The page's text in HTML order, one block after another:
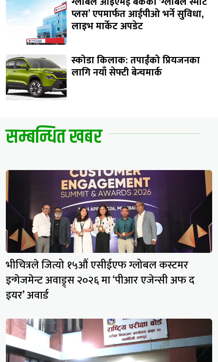
प्लस’ एपमार्फत आईपीओ भर्ने सुविधा,
लाइभ मार्केट अपडेट
स्कोडा किलाक: तपाईंको प्रियजनका
लागि नयाँ सेफ्टी बेन्चमार्क
सम्बन्धित खबर
भीचित्रले जित्यो १५औं एसीईएफ ग्लोबल कस्टमर
इन्गेजमेन्ट अवाड्र्स २०२६ मा ‘पीआर एजेन्सी अफ द
इयर’ अवार्ड